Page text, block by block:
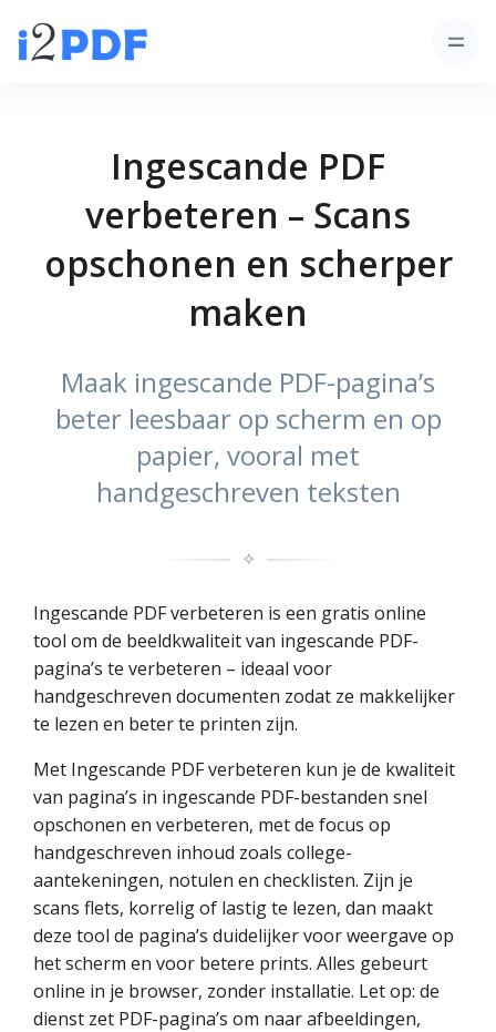
Ingescande PDF
verbeteren – Scans
opschonen en scherper
maken
Maak ingescande PDF-pagina’s
beter leesbaar op scherm en op
papier, vooral met
handgeschreven teksten
✧
Ingescande PDF verbeteren is een gratis online
tool om de beeldkwaliteit van ingescande PDF-
pagina’s te verbeteren – ideaal voor
handgeschreven documenten zodat ze makkelijker
te lezen en beter te printen zijn.
Met Ingescande PDF verbeteren kun je de kwaliteit
van pagina’s in ingescande PDF-bestanden snel
opschonen en verbeteren, met de focus op
handgeschreven inhoud zoals college-
aantekeningen, notulen en checklisten. Zijn je
scans flets, korrelig of lastig te lezen, dan maakt
deze tool de pagina’s duidelijker voor weergave op
het scherm en voor betere prints. Alles gebeurt
online in je browser, zonder installatie. Let op: de
dienst zet PDF-pagina’s om naar afbeeldingen,